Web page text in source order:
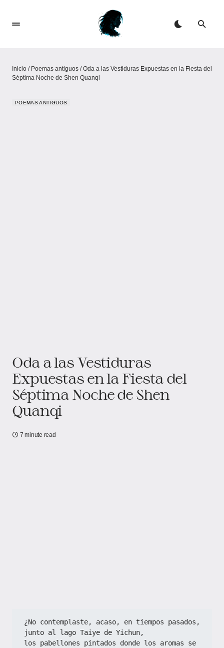
Inicio / Poemas antiguos /Oda a las Vestiduras Expuestas en la Fiesta del
Séptima Noche de Shen Quanqi
POEMAS ANTIGUOS
Oda a las Vestiduras
Expuestas en la Fiesta del
Séptima Noche de Shen
Quanqi
7 minute read
¿No contemplaste, acaso, en tiempos pasados,
junto al lago Taiye de Yichun,
los pabellones pintados donde los aromas se